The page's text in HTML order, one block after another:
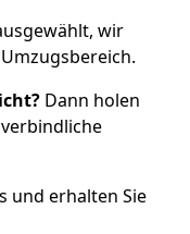
wir
Dann holen
und erhalten Sie